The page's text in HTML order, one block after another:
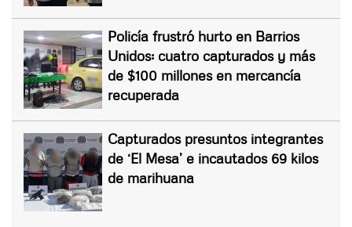
Policía frustró hurto en Barrios
Unidos: cuatro capturados y más
de $100 millones en mercancía
recuperada
Capturados presuntos integrantes
de ‘El Mesa’ e incautados 69 kilos
de marihuana